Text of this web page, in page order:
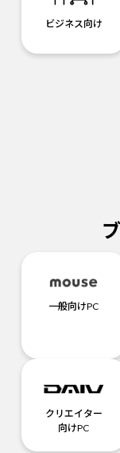
ビジネス向け
一般向けPC
クリエイター
向けPC